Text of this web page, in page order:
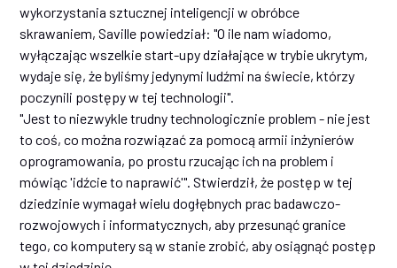
wykorzystania sztucznej inteligencji w obróbce
skrawaniem, Saville powiedział: "O ile nam wiadomo,
wyłączając wszelkie start-upy działające w trybie ukrytym,
wydaje się, że byliśmy jedynymi ludźmi na świecie, którzy
poczynili postępy w tej technologii".
"Jest to niezwykle trudny technologicznie problem - nie jest
to coś, co można rozwiązać za pomocą armii inżynierów
oprogramowania, po prostu rzucając ich na problem i
mówiąc 'idźcie to naprawić'". Stwierdził, że postęp w tej
dziedzinie wymagał wielu dogłębnych prac badawczo-
rozwojowych i informatycznych, aby przesunąć granice
tego, co komputery są w stanie zrobić, aby osiągnąć postęp